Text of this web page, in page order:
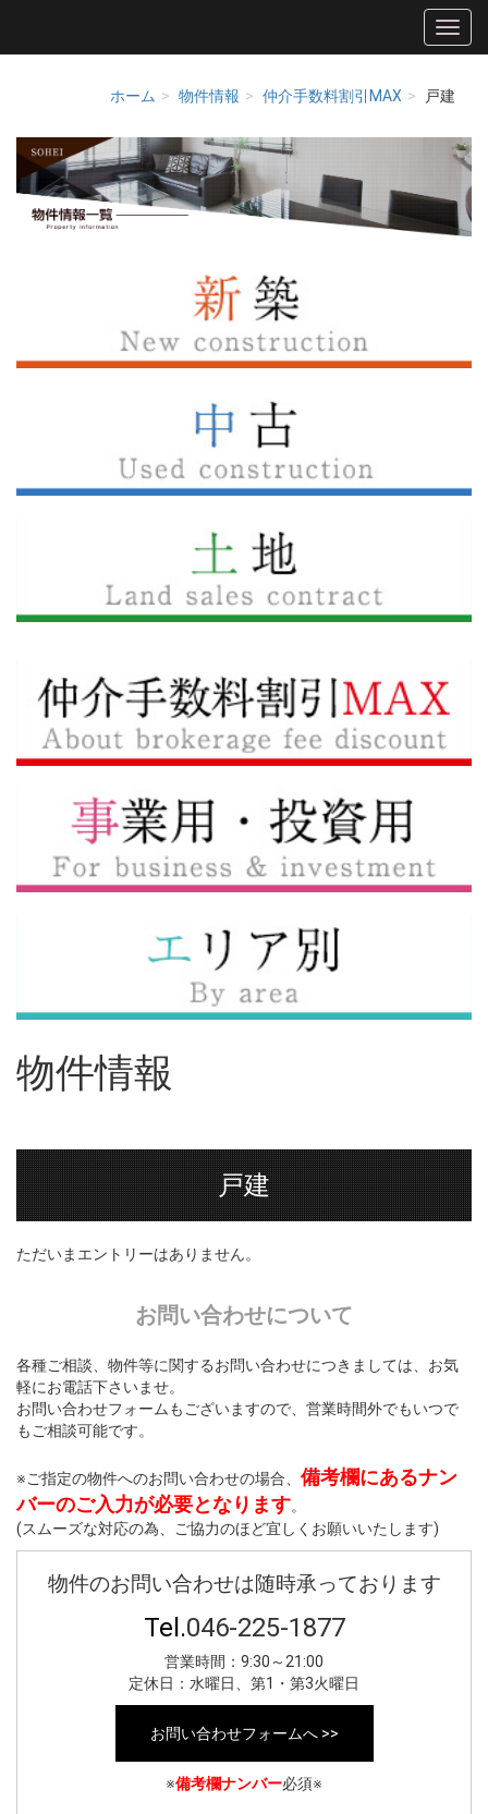
ホーム 物件情報 仲介手数料割引MAX 戸建
物件情報
戸建
ただいまエントリーはありません。
お問い合わせについて
各種ご相談、物件等に関するお問い合わせにつきましては、お気
軽にお電話下さいませ。
お問い合わせフォームもございますので、営業時間外でもいつで
もご相談可能です。
※ご指定の物件へのお問い合わせの場合、 備考欄にあるナン
バーのご入力が必要となります。
(スムーズな対応の為、ご協力のほど宜しくお願いいたします)
物件のお問い合わせは随時承っております
Tel.046-225-1877
営業時間：9:30～21:00
定休日：水曜日、第1・第3火曜日
お問い合わせフォームへ >>
※備考欄ナンバー必須※